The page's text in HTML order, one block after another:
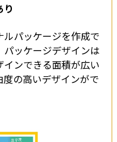
パッケージを作成で
ッケージデザインは
ンできる面積が広い
の高いデザインがで